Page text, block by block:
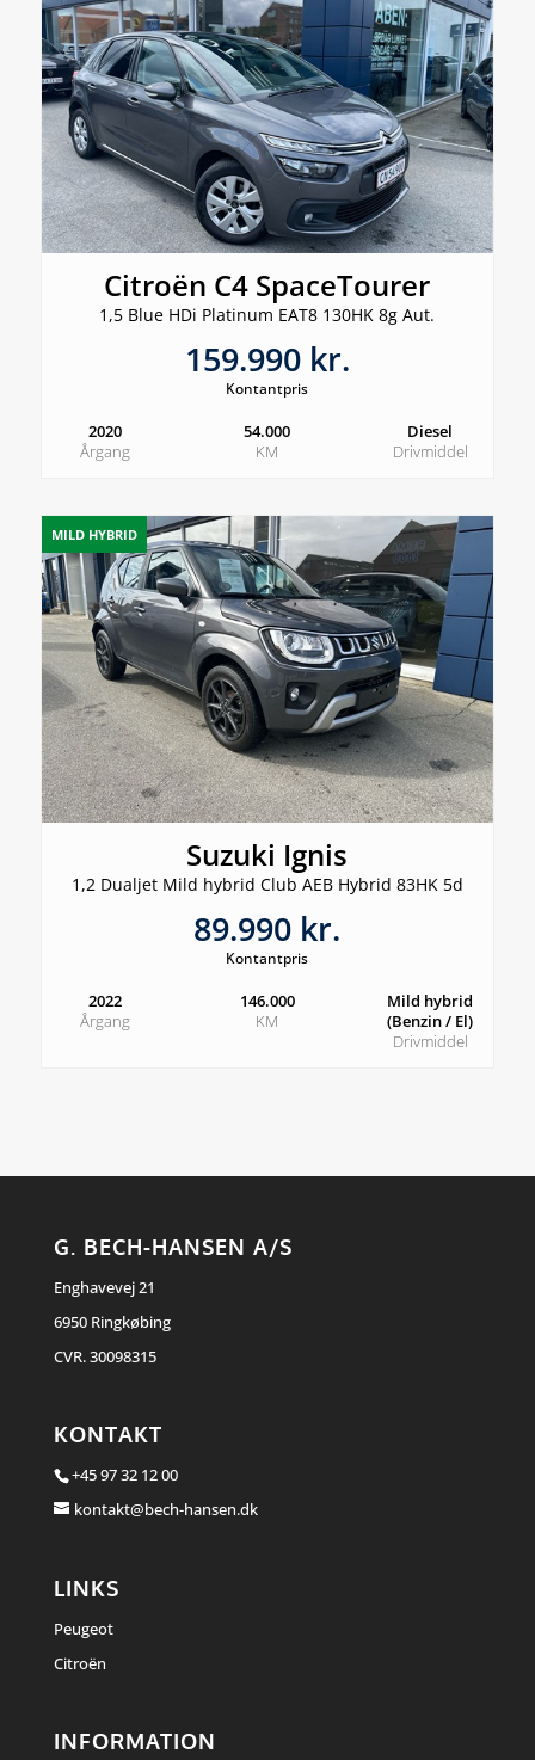
Citroën C4 SpaceTourer
1,5 Blue HDi Platinum EAT8 130HK 8g Aut.
159.990 kr.
Kontantpris
2020
Årgang
54.000
KM
Diesel
Drivmiddel
MILD HYBRID
Suzuki Ignis
1,2 Dualjet Mild hybrid Club AEB Hybrid 83HK 5d
89.990 kr.
Kontantpris
2022
Årgang
146.000
KM
Mild hybrid
(Benzin / El)
Drivmiddel
G. BECH-HANSEN A/S
Enghavevej 21
6950 Ringkøbing
CVR. 30098315
KONTAKT
+45 97 32 12 00
kontakt@bech-hansen.dk
LINKS
Peugeot
Citroën
INFORMATION